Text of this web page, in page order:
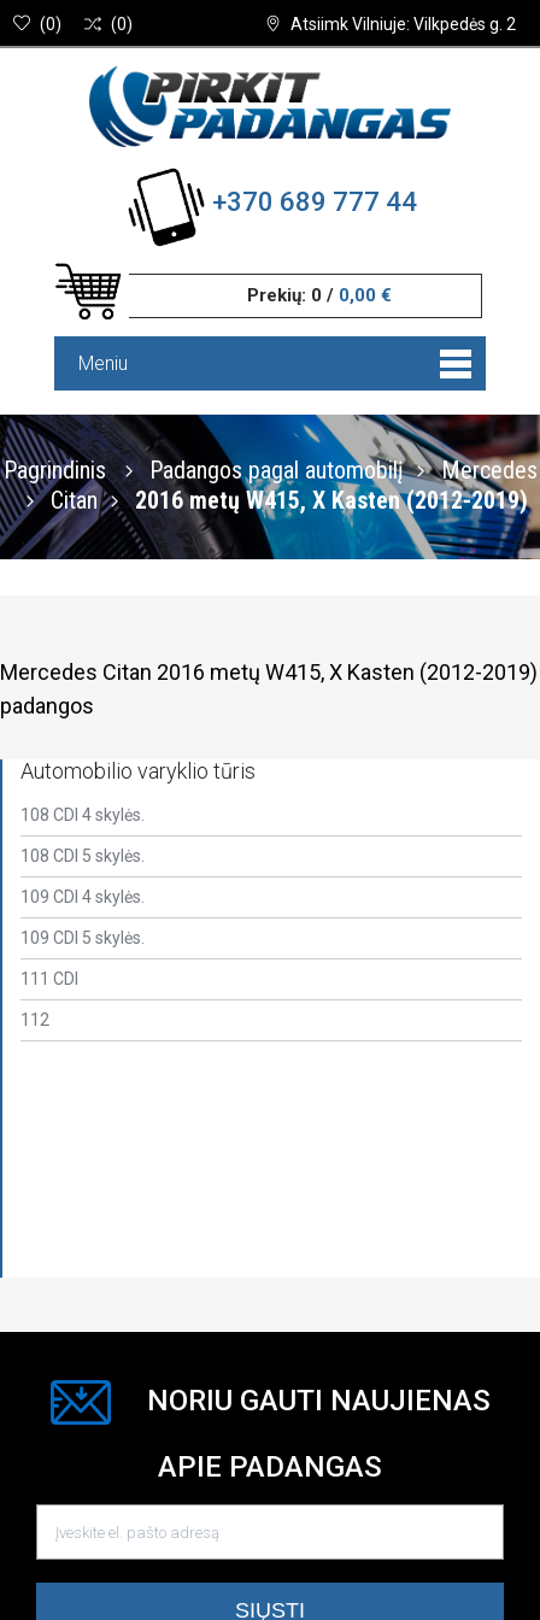
Atsiimk Vilniuje: Vilkpedės g. 2
(0) (0)
+370 689 777 44
Prekių: 0 / 0,00 €
Meniu
Pagrindinis Padangos pagal automobilį
Mercedes
Citan
2016 metų W415, X Kasten (2012-2019)
Mercedes Citan 2016 metų W415, X Kasten (2012-2019)
padangos
Automobilio varyklio tūris
108 CDI 4 skylės.
108 CDI 5 skylės.
109 CDI 4 skylės.
109 CDI 5 skylės.
111 CDI
112
NORIU GAUTI NAUJIENAS
APIE PADANGAS